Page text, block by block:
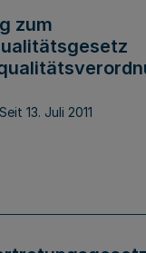
zum
Seit 13. Juli 2011